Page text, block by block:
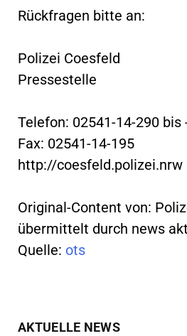
Rückfragen bitte an:
Polizei Coesfeld
Pressestelle
Telefon: 02541-14-290 bis
Fax: 02541-14-195
http://coesfeld.polizei.nrw
Original-Content von:
übermittelt durch news
Quelle: ots
AKTUELLE NEWS